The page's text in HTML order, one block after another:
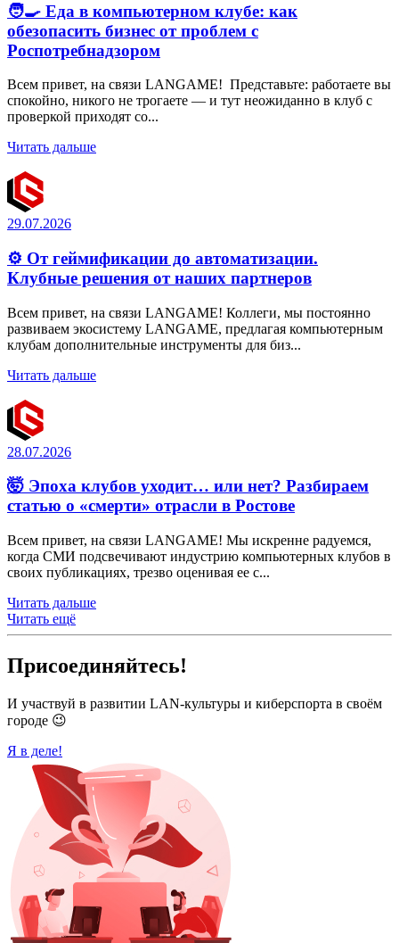
🧑‍🍳 Еда в компьютерном клубе: как
обезопасить бизнес от проблем с
Роспотребнадзором
Всем привет, на связи LANGAME! Представьте: работаете вы
спокойно, никого не трогаете — и тут неожиданно в клуб с
проверкой приходят со...
Читать дальше
29.07.2026
⚙️ От геймификации до автоматизации.
Клубные решения от наших партнеров
Всем привет, на связи LANGAME! Коллеги, мы постоянно
развиваем экосистему LANGAME, предлагая компьютерным
клубам дополнительные инструменты для биз...
Читать дальше
28.07.2026
🤯 Эпоха клубов уходит… или нет? Разбираем
статью о «смерти» отрасли в Ростове
Всем привет, на связи LANGAME! Мы искренне радуемся,
когда СМИ подсвечивают индустрию компьютерных клубов в
своих публикациях, трезво оценивая ее с...
Читать дальше
Читать ещё
Присоединяйтесь!
И участвуй в развитии LAN-культуры и киберспорта в своём
городе 😉
Я в деле!